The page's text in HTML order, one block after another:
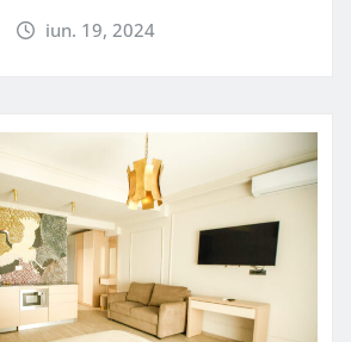
iun. 19, 2024